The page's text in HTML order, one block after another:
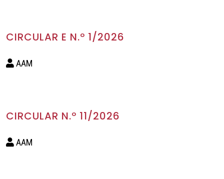
CIRCULAR E N.º 1/2026
AAM
CIRCULAR N.º 11/2026
AAM